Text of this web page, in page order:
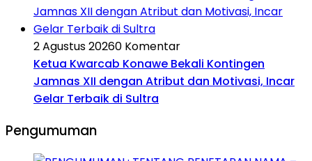
2 Agustus 20260 Komentar
Ketua Kwarcab Konawe Bekali Kontingen
Jamnas XII dengan Atribut dan Motivasi, Incar
Gelar Terbaik di Sultra
Pengumuman